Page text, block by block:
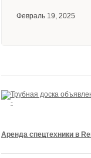
Февраль 19, 2025
Аренда спецтехники в